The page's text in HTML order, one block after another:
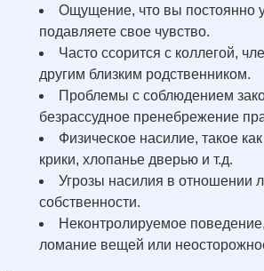
Ощущение, что вы постоянно
подавляете свое чувство.
Часто ссорится с коллегой,
другим близким родственником.
Проблемы с соблюдением
безрассудное пренебрежение
Физическое насилие, такое
крики, хлопанье дверью и т.д.
Угрозы насилия в отношении
собственности.
Неконтролируемое
ломание вещей или